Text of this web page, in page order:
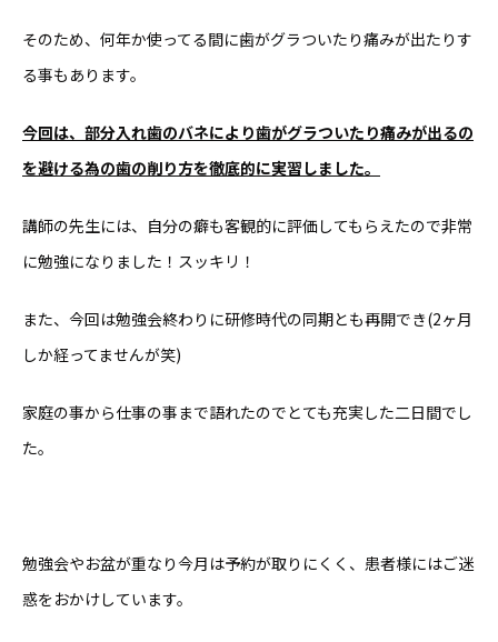
そのため、何年か使ってる間に歯がグラついたり痛みが出たりす
る事もあります。
今回は、部分入れ歯のバネにより歯がグラついたり痛みが出るの
を避ける為の歯の削り方を徹底的に実習しました。
講師の先生には、自分の癖も客観的に評価してもらえたので非常
に勉強になりました！スッキリ！
また、今回は勉強会終わりに研修時代の同期とも再開でき(2ヶ月
しか経ってませんが笑)
家庭の事から仕事の事まで語れたのでとても充実した二日間でし
た。
勉強会やお盆が重なり今月は予約が取りにくく、患者様にはご迷
惑をおかけしています。